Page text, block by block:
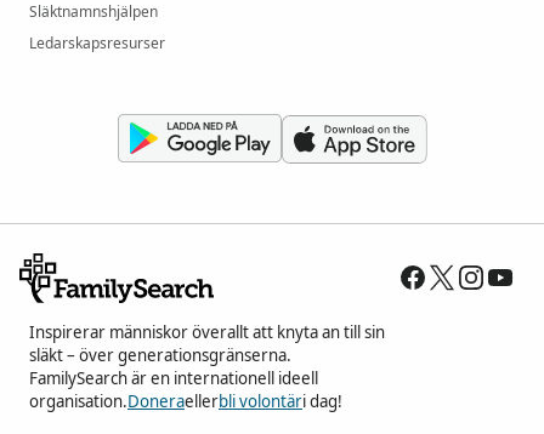
Släktnamnshjälpen
Ledarskapsresurser
Inspirerar människor överallt att knyta an till sin
släkt – över generationsgränserna.
FamilySearch är en internationell ideell
organisation.Doneraellerbli volontäri dag!